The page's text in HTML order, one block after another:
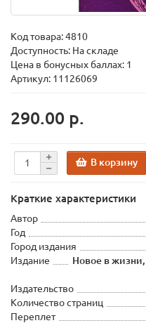
Код товара:4810
Доступность: На складе
Цена в бонусных баллах: 1
Артикул: 11126069
290.00 р.
В корзину
Краткие характеристики
Автор
Год
Город издания
Издание
Новое в жизни,
Издательство
Количество страниц
Переплет